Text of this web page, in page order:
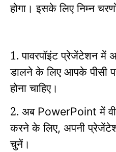
होगा। इसके लिए निम्न
1.पावरपॉइंटप्रेजेंटेशन में
डालने के लिए आपके पीसी
होना चाहिए।
2. अब PowerPointमें
करने के लिए, अपनी
चुनें।